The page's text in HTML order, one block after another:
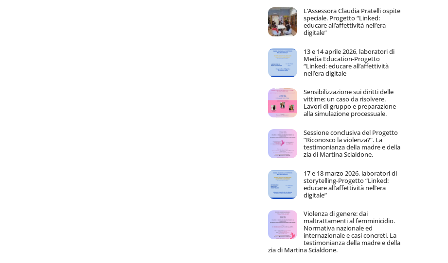
L’Assessora Claudia Pratelli ospite
speciale. Progetto “Linked:
educare all’affettività nell’era
digitale”
13 e 14 aprile 2026, laboratori di
Media Education-Progetto
“Linked: educare all’affettività
nell’era digitale
Sensibilizzazione sui diritti delle
vittime: un caso da risolvere.
Lavori di gruppo e preparazione
alla simulazione processuale.
Sessione conclusiva del Progetto
“Riconosco la violenza?”. La
testimonianza della madre e della
zia di Martina Scialdone.
17 e 18 marzo 2026, laboratori di
storytelling-Progetto “Linked:
educare all’affettività nell’era
digitale”
Violenza di genere: dai
maltrattamenti al femminicidio.
Normativa nazionale ed
internazionale e casi concreti. La
testimonianza della madre e della
zia di Martina Scialdone.